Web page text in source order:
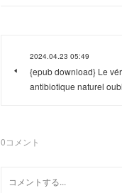
2024.04.23 05:49
{epub download} Le
antibiotique naturel
0コメント